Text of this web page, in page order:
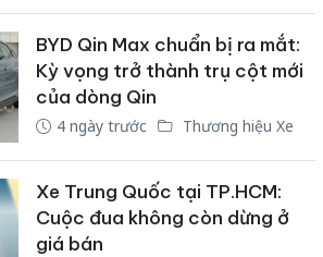
BYD Qin Max chuẩn bị ra mắt:
Kỳ vọng trở thành trụ cột mới
của dòng Qin
4 ngày trước Thương hiệu Xe
Xe Trung Quốc tại TP.HCM:
Cuộc đua không còn dừng ở
giá bán